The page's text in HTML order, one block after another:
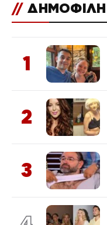
// ΔΗΜΟΦΙΛΗ
1
2
3